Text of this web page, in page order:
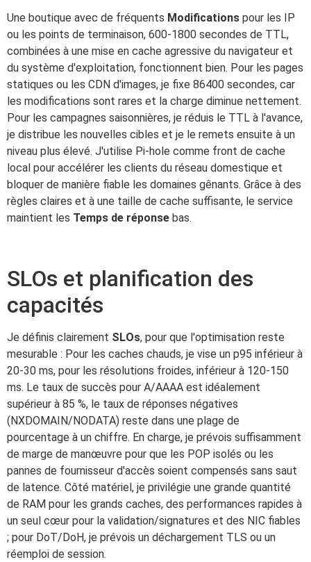
Une boutique avec de fréquents Modifications pour les IP
ou les points de terminaison, 600-1800 secondes de TTL,
combinées à une mise en cache agressive du navigateur et
du système d'exploitation, fonctionnent bien. Pour les pages
statiques ou les CDN d'images, je fixe 86400 secondes, car
les modifications sont rares et la charge diminue nettement.
Pour les campagnes saisonnières, je réduis le TTL à l'avance,
je distribue les nouvelles cibles et je le remets ensuite à un
niveau plus élevé. J'utilise Pi-hole comme front de cache
local pour accélérer les clients du réseau domestique et
bloquer de manière fiable les domaines gênants. Grâce à des
règles claires et à une taille de cache suffisante, le service
maintient les Temps de réponse bas.
SLOs et planification des
capacités
Je définis clairement SLOs, pour que l'optimisation reste
mesurable : Pour les caches chauds, je vise un p95 inférieur à
20-30 ms, pour les résolutions froides, inférieur à 120-150
ms. Le taux de succès pour A/AAAA est idéalement
supérieur à 85 %, le taux de réponses négatives
(NXDOMAIN/NODATA) reste dans une plage de
pourcentage à un chiffre. En charge, je prévois suffisamment
de marge de manœuvre pour que les POP isolés ou les
pannes de fournisseur d'accès soient compensés sans saut
de latence. Côté matériel, je privilégie une grande quantité
de RAM pour les grands caches, des performances rapides à
un seul cœur pour la validation/signatures et des NIC fiables
; pour DoT/DoH, je prévois un déchargement TLS ou un
réemploi de session.